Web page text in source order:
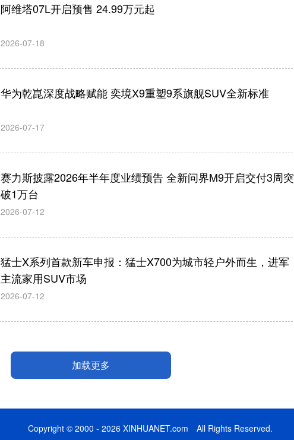
阿维塔07L开启预售 24.99万元起
2026-07-18
华为乾崑深度战略赋能 奕境X9重塑9系旗舰SUV全新标准
2026-07-17
赛力斯披露2026年半年度业绩预告 全新问界M9开启交付3周突
破1万台
2026-07-12
猛士X系列首款新车申报：猛士X700为城市轻户外而生，进军
主流家用SUV市场
2026-07-12
加载更多
Copyright © 2000 - 2026 XINHUANET.com All Rights Reserved.